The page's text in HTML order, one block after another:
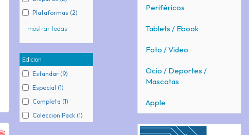
Periféricos
Tablets / Ebook
Foto / Video
Ocio / Deportes /
Mascotas
Apple
Plataformas (2)
mostrar todas
Edicion
Estandar (9)
Especial (1)
Completa (1)
Coleccion Pack (1)